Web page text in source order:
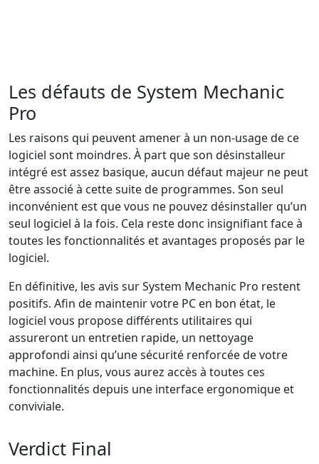
Les défauts de System Mechanic
Pro
Les raisons qui peuvent amener à un non-usage de ce
logiciel sont moindres. À part que son désinstalleur
intégré est assez basique, aucun défaut majeur ne peut
être associé à cette suite de programmes. Son seul
inconvénient est que vous ne pouvez désinstaller qu’un
seul logiciel à la fois. Cela reste donc insignifiant face à
toutes les fonctionnalités et avantages proposés par le
logiciel.
En définitive, les avis sur System Mechanic Pro restent
positifs. Afin de maintenir votre PC en bon état, le
logiciel vous propose différents utilitaires qui
assureront un entretien rapide, un nettoyage
approfondi ainsi qu’une sécurité renforcée de votre
machine. En plus, vous aurez accès à toutes ces
fonctionnalités depuis une interface ergonomique et
conviviale.
Verdict Final